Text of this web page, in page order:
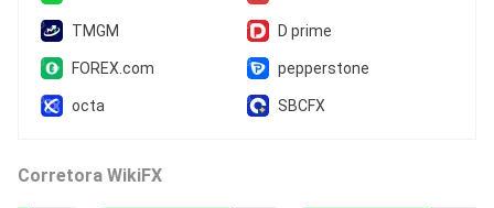
TMGM D prime
FOREX.com pepperstone
octa SBCFX
Corretora WikiFX